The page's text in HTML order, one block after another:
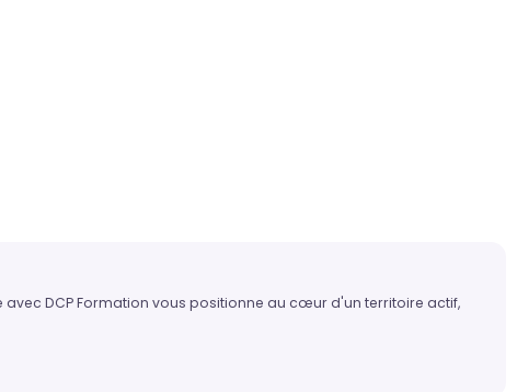
DCP Formation vous positionne au cœur d'un territoire actif,